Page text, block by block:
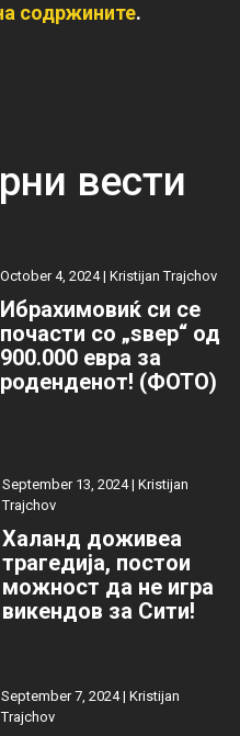
содржините.
вести
October 4, 2024 |Kristijan Trajchov
Ибрахимовиќ си се
почасти со „ѕвер“ од
900.000 евра за
роденденот! (ФОТО)
September 13, 2024 | Kristijan
Trajchov
Халанд доживеа
трагедија, постои
можност да не игра
викендов за Сити!
September 7, 2024 | Kristijan
Trajchov